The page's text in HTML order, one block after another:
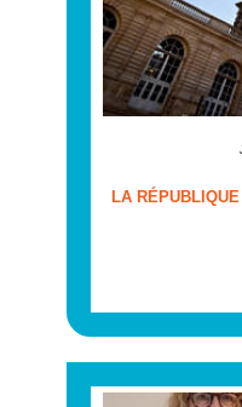
LA